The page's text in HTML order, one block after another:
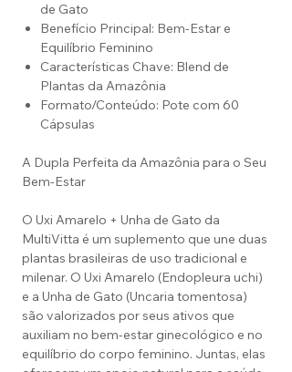
de Gato
Benefício Principal: Bem-Estar e
Equilíbrio Feminino
Características Chave: Blend de
Plantas da Amazônia
Formato/Conteúdo: Pote com 60
Cápsulas
A Dupla Perfeita da Amazônia para o Seu
Bem-Estar
O Uxi Amarelo + Unha de Gato da
MultiVitta é um suplemento que une duas
plantas brasileiras de uso tradicional e
milenar. O Uxi Amarelo (Endopleura uchi)
e a Unha de Gato (Uncaria tomentosa)
são valorizados por seus ativos que
auxiliam no bem-estar ginecológico e no
equilíbrio do corpo feminino. Juntas, elas